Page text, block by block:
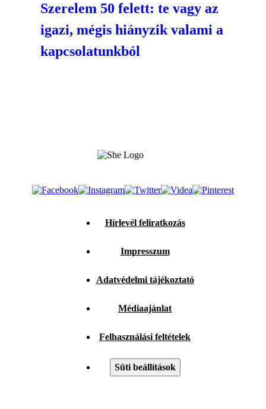
Szerelem 50 felett: te vagy az
igazi, mégis hiányzik valami a
kapcsolatunkból
Hírlevél feliratkozás
Impresszum
Adatvédelmi tájékoztató
Médiaajánlat
Felhasználási feltételek
Süti beállítások